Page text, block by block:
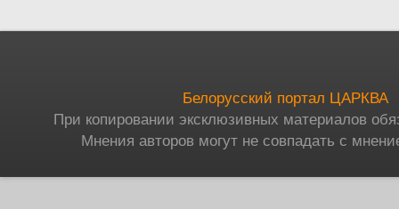
Белорусский портал ЦАРКВА
При копировании эксклюзивных материалов
Мнения авторов могут не совпадать с